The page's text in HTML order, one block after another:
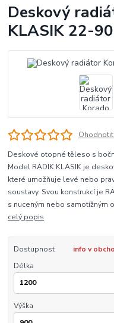
Deskový
KLASIK 22-
Deskové otopné těleso s
Model RADIK KLASIK je
které umožňuje levé nebo
soustavy. Svou konstrukcí je
s nuceným nebo samotížným
celý popis
Dostupnost
info v
Délka
Výška